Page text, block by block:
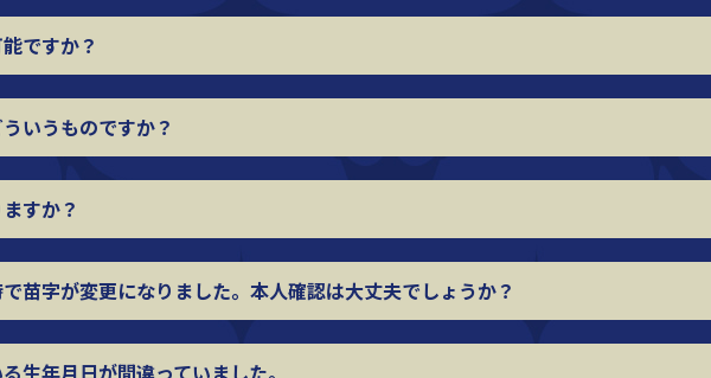
ですか？
いうものですか？
すか？
苗字が変更になりました。本人確認は大丈夫でしょうか？